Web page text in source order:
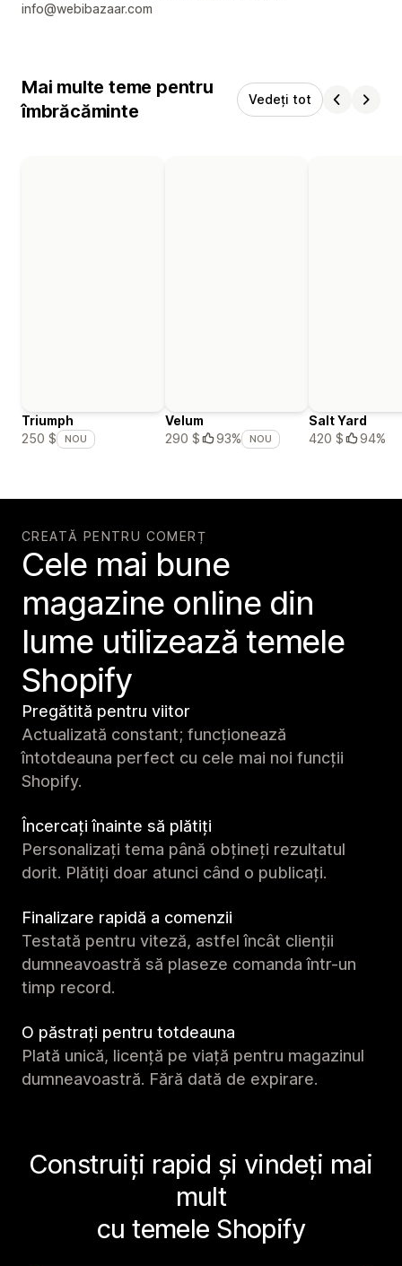
info@webibazaar.com
Mai multe teme pentru
îmbrăcăminte
Vedeți tot
Triumph
250 $
NOU
Velum
290 $
93% NOU
Salt Yard
420 $
94%
CREATĂ PENTRU COMERȚ
Cele mai bune
magazine online din
lume utilizează temele
Shopify
Pregătită pentru viitor
Actualizată constant; funcționează
întotdeauna perfect cu cele mai noi funcții
Shopify.
Încercați înainte să plătiți
Personalizați tema până obțineți rezultatul
dorit. Plătiți doar atunci când o publicați.
Finalizare rapidă a comenzii
Testată pentru viteză, astfel încât clienții
dumneavoastră să plaseze comanda într-un
timp record.
O păstrați pentru totdeauna
Plată unică, licență pe viață pentru magazinul
dumneavoastră. Fără dată de expirare.
Construiți rapid și vindeți mai
mult
cu temele Shopify